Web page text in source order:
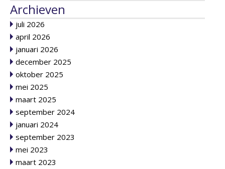
Archieven
juli 2026
april 2026
januari 2026
december 2025
oktober 2025
mei 2025
maart 2025
september 2024
januari 2024
september 2023
mei 2023
maart 2023